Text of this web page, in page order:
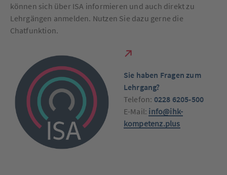
können sich über ISA informieren und auch direkt zu
Lehrgängen anmelden. Nutzen Sie dazu gerne die
Chatfunktion.
Sie haben Fragen zum
Lehrgang?
Telefon: 0228 6205-500
E-Mail: info@ihk-
kompetenz.plus